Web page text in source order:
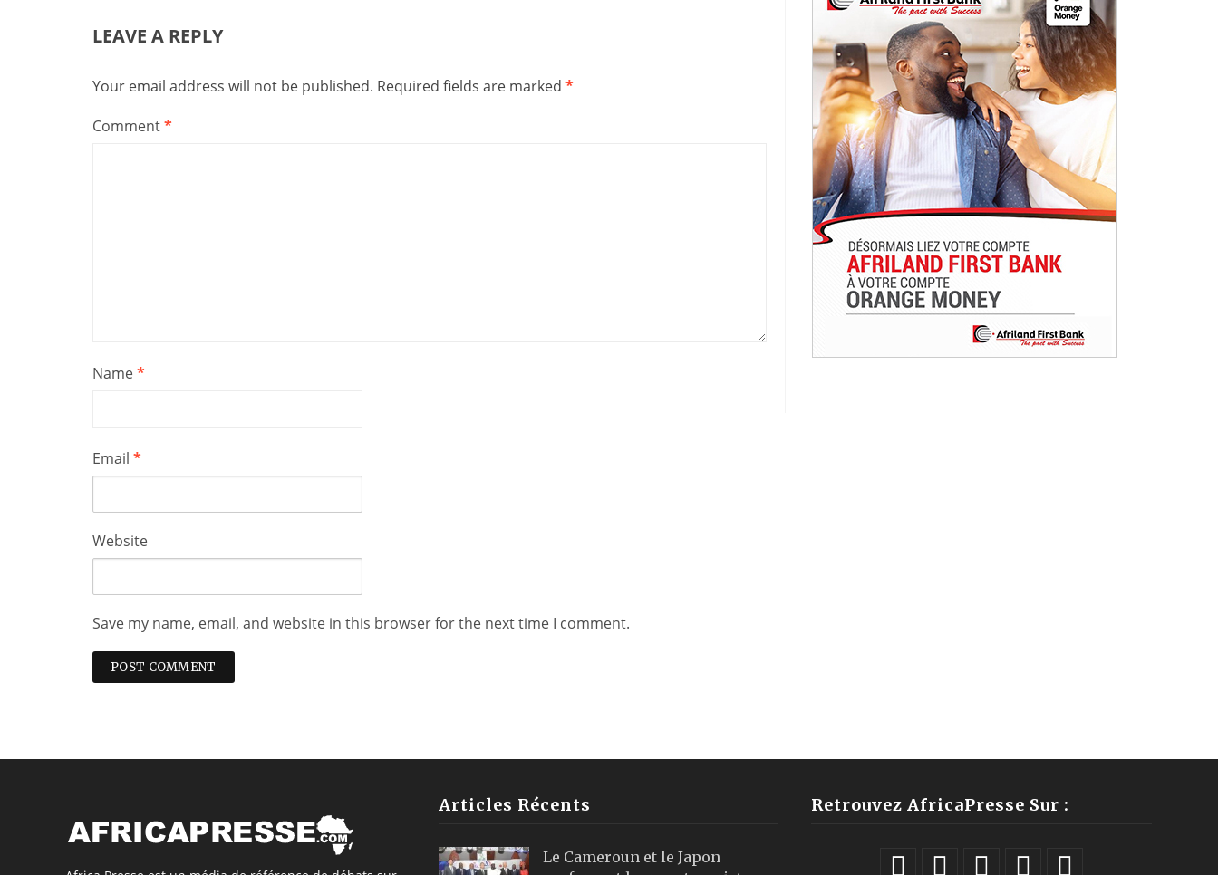
LEAVE A REPLY
Your email address will not be published. Required fields are marked *
Comment*
Name*
Email *
Website
Save my name, email, and website in this browser for the next time I comment.
Articles Récents
Le Cameroun et le Japon
Retrouvez AfricaPresse Sur :